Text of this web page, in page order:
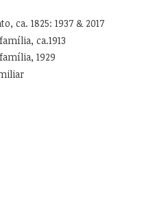
ca. 1825: 1937 & 2017
ca.1913
1929